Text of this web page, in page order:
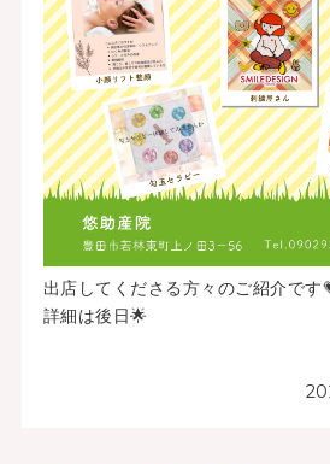
出店してくださる方々のご紹介です
詳細は後日🌟